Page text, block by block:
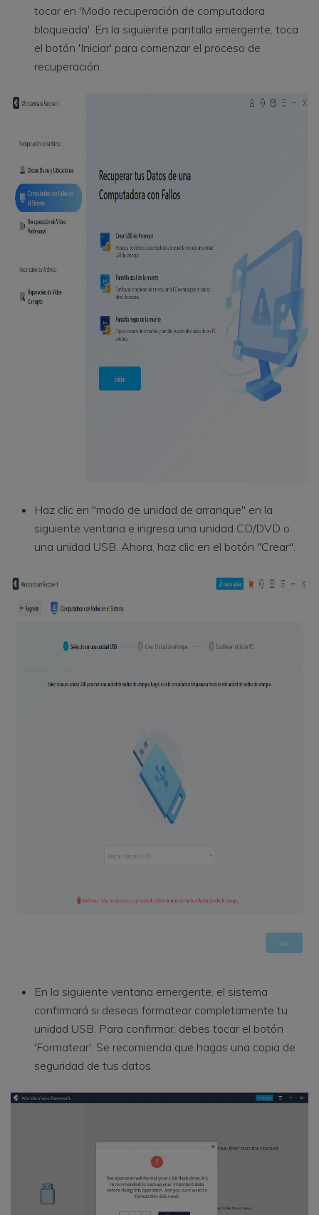
tocar en 'Modo recuperación de computadora
bloqueada'. En la siguiente pantalla emergente, toca
el botón 'Iniciar' para comenzar el proceso de
recuperación.
Haz clic en "modo de unidad de arranque" en la
siguiente ventana e ingresa una unidad CD/DVD o
una unidad USB. Ahora, haz clic en el botón "Crear".
En la siguiente ventana emergente, el sistema
confirmará si deseas formatear completamente tu
unidad USB. Para confirmar, debes tocar el botón
'Formatear'. Se recomienda que hagas una copia de
seguridad de tus datos.